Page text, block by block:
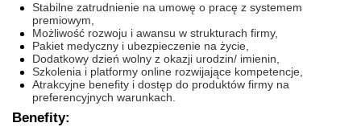
Stabilne zatrudnienie na umowę o pracę z systemem
premiowym,
Możliwość rozwoju i awansu w strukturach firmy,
Pakiet medyczny i ubezpieczenie na życie,
Dodatkowy dzień wolny z okazji urodzin/ imienin,
Szkolenia i platformy online rozwijające kompetencje,
Atrakcyjne benefity i dostęp do produktów firmy na
preferencyjnych warunkach.
Benefity: